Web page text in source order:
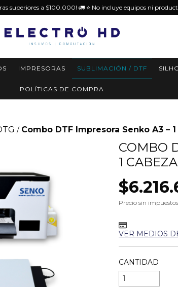
superiores a $100.000! 🚛 ⭐️ No incluye equipos ni
IMPRESORAS SUBLIMACIÓN / DTF
POLÍTICAS DE COMPRA
/ Combo DTF Impresora Senko A3 –
COMBO
1
Precio sin impuestos
VER MEDIOS
CANTIDAD